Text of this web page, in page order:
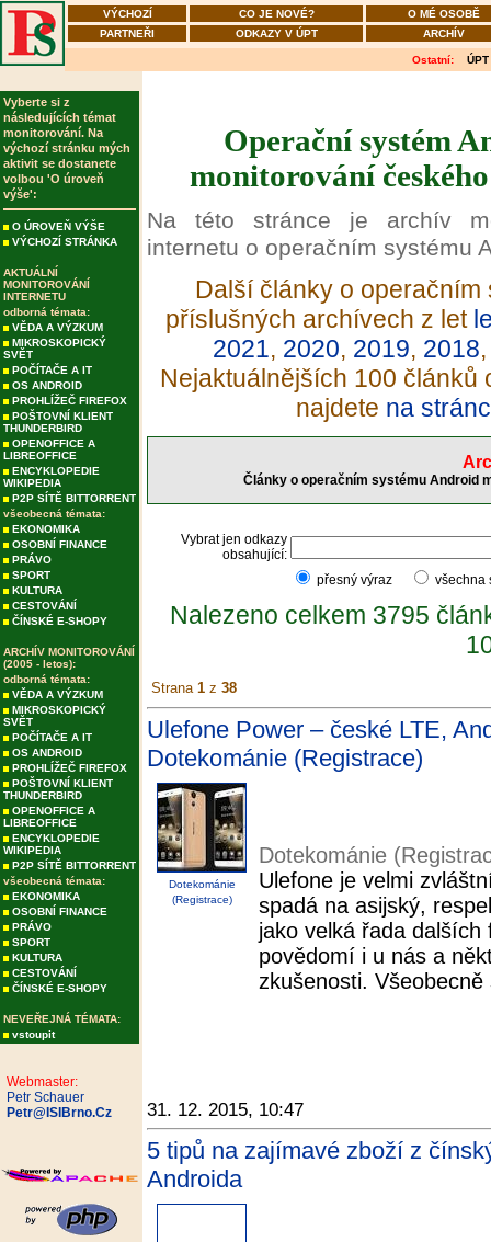
VÝCHOZÍ CO JE NOVÉ?
O MÉ OSOBĚ
PARTNEŘI
ODKAZY V ÚPT ARCHÍV
Ostatní: ÚPT
Vyberte si z
následujících témat
monitorování. Na
výchozí stránku mých
aktivit se dostanete
volbou 'O úroveň
výše':
O ÚROVEŇ VÝŠE
VÝCHOZÍ STRÁNKA
AKTUÁLNÍ
MONITOROVÁNÍ
INTERNETU
odborná témata:
VĚDA A VÝZKUM
MIKROSKOPICKÝ
SVĚT
POČÍTAČE A IT
OS ANDROID
PROHLÍŽEČ FIREFOX
POŠTOVNÍ KLIENT
THUNDERBIRD
OPENOFFICE A
LIBREOFFICE
ENCYKLOPEDIE
WIKIPEDIA
P2P SÍTĚ BITTORRENT
všeobecná témata:
EKONOMIKA
OSOBNÍ FINANCE
PRÁVO
SPORT
KULTURA
CESTOVÁNÍ
ČÍNSKÉ E-SHOPY
ARCHÍV MONITOROVÁNÍ
(2005 - letos):
odborná témata:
VĚDA A VÝZKUM
MIKROSKOPICKÝ
SVĚT
POČÍTAČE A IT
OS ANDROID
PROHLÍŽEČ FIREFOX
POŠTOVNÍ KLIENT
THUNDERBIRD
OPENOFFICE A
LIBREOFFICE
ENCYKLOPEDIE
WIKIPEDIA
P2P SÍTĚ BITTORRENT
všeobecná témata:
EKONOMIKA
OSOBNÍ FINANCE
PRÁVO
SPORT
KULTURA
CESTOVÁNÍ
ČÍNSKÉ E-SHOPY
NEVEŘEJNÁ TÉMATA:
vstoupit
Webmaster:
Petr Schauer
Petr@ISIBrno.Cz
Operační systém
monitorování
Na této stránce je archív
internetu o operačním systému
Další články o operačním
příslušných archívech z let
2021, 2020, 2019, 2018
Nejaktuálnějších 100 článků
najdete na
Články o operačním systému Android
Vybrat jen odkazy
obsahující:
přesný výraz
Nalezeno celkem 3795
Strana 1 z 38
Ulefone Power – české LTE,
Dotekománie (Registrace)
Dotekománie
(Registrace)
Dotekománie
Ulefone je velmi
spadá na asijský,
jako velká řada
povědomí i u nás a
zkušenosti.
31. 12. 2015, 10:47
5 tipů na zajímavé zboží z
Androida